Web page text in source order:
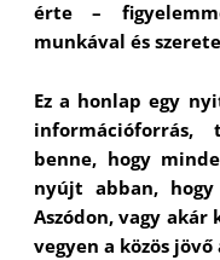
érte –
munkával és
Ez a honlap egy
információforrás,
benne, hogy
nyújt abban, hogy
Aszódon, vagy akár
vegyen a közös